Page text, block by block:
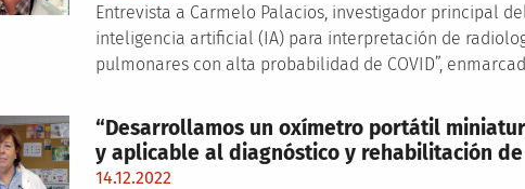
Entrevista a Carmelo Palacios, investigador principal
inteligencia artificial (IA) para interpretación de
pulmonares con alta probabilidad de COVID”,
“Desarrollamos un oxímetro portátil
y aplicable al diagnóstico y rehabilitación de
14.12.2022